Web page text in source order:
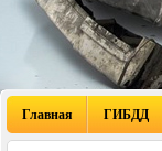
Главная ГИБДД